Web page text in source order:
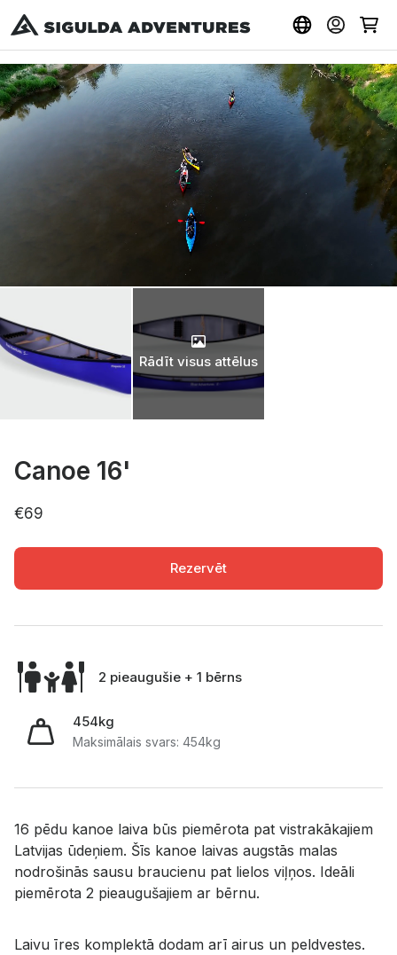
Rādīt visus attēlus
Canoe 16'
€69
Rezervēt
2 pieaugušie + 1 bērns
454kg
Maksimālais svars: 454kg
16 pēdu kanoe laiva būs piemērota pat vistrakākajiem
Latvijas ūdeņiem. Šīs kanoe laivas augstās malas
nodrošinās sausu braucienu pat lielos viļņos. Ideāli
piemērota 2 pieaugušajiem ar bērnu.
Laivu īres komplektā dodam arī airus un peldvestes.